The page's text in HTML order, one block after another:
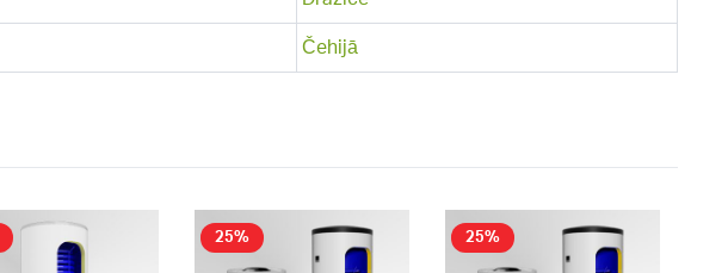
Čehijā
25% 25%